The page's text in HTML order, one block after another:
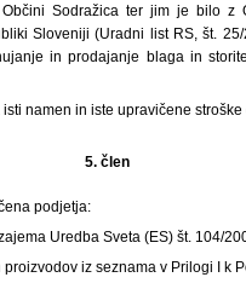
Sodražica ter jim je bilo z
Sloveniji (Uradni list RS, št.
in prodajanje blaga in
namen in iste upravičene
5. člen
podjetja:
Uredba Sveta (ES) št. 104/
iz seznama v Prilogi I k